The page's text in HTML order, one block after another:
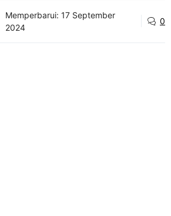
Memperbarui: 17 September
2024
0